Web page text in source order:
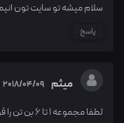
سلام میشه تو سایت تون
پاسخ
میثم 2018/04/09
لطفا مجموعه ۱ تا ۶ بن تن را قرار دهید.